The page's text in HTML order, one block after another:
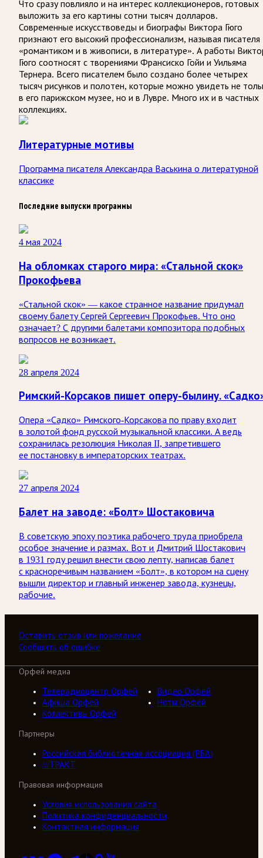
Что сразу повлияло и на интерес коллекционеров, готовых
выложить за его картины сотни тысяч долларов.
Современные искусствоведы и биографы Виктора Гюго
признают его высокий профессионализм, называя писателя
«романтиком и в живописи, в литературе». А работы
Гюго соотносят с творениями Франсиско Гойи и Уильяма
Тернера. Всего писателем было создано более четырех
тысяч рисунков и полотен, которые можно увидеть не
в его парижском музее, но и в Лувре. Много их и в частных
коллекциях.
Литературные мотивы
Программа писателя Александра Васькина о литературной
классике
Последние выпуски программы
4 мая 2024
На обломках старого мира: «Стальной скок»
Прокофьева
«Стальной скок» — какое странное название придумал
своему балету Сергей Сергеевич Прокофьев. Что оно
означает? С другими балетами композитора подобных
вопросов не возникает.
28 апреля 2024
Римский-Корсаков пишет оперу-былину.
Опера «Садко» Римского-Корсакова по праву входит
в золотой фонд русской музыкальной классики. А ведь
сохранилась резолюция Николая II, запретившего
ее постановку в императорских театрах.
27 апреля 2024
Балет на заводе: «Болт» Шостаковича
В советскую эпоху поэтика рабочего труда приобрела
особое значение и размах. Вот и Дмитрий Шостакович
в 1931 году решил внести свою лепту, написав балет
с красноречивым названием «Болт», в котором на сцену
вышли директор и главный инженер завода, кузнецы,
рабочие.
Оставить отзыв или пожелание
Сообщить об ошибке
Орфей медиа
Телерадиоцентр Орфей
Видео Орфей
Афиша Орфей
Ноты Орфей
Коллективы Орфей
Партнеры
Российская библиотечная ассоциация (РБА)
///ТРАКТ
Правовая информация
Условия использования сайта
Политика конфиденциальности
Контактная информация